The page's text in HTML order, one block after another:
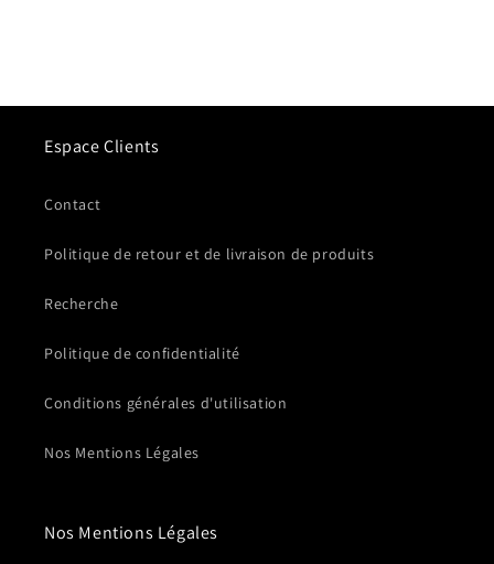
Espace Clients
Contact
Politique de retour et de livraison de produits
Recherche
Politique de confidentialité
Conditions générales d'utilisation
Nos Mentions Légales
Nos Mentions Légales